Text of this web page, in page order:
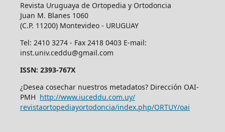
Revista Uruguaya de Ortopedia y Ortodoncia
Juan M. Blanes 1060
(C.P. 11200) Montevideo - URUGUAY
Tel: 2410 3274 - Fax 2418 0403 E-mail:
inst.univ.ceddu@gmail.com
ISSN: 2393-767X
¿Desea cosechar nuestros metadatos? Dirección OAI-
PMH http://www.iuceddu.com.uy/
revistaortopediayortodoncia/index.php/ORTUY/oai